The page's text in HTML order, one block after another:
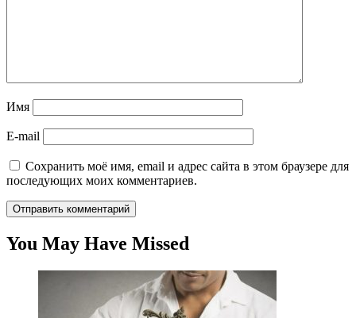
Имя
E-mail
Сохранить моё имя, email и адрес сайта в этом браузере для
последующих моих комментариев.
You May Have Missed